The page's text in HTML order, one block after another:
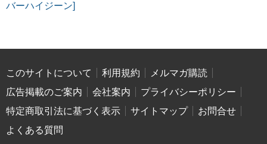
バーハイジーン]
このサイトについて 利用規約
メルマガ購読
広告掲載のご案内
会社案内
プライバシーポリシー
特定商取引法に基づく表示
サイトマップ
お問合せ
よくある質問